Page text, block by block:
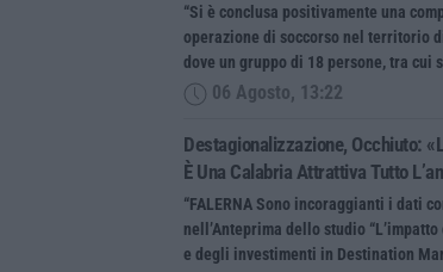
“Si è conclusa positivamente una
operazione di soccorso nel territorio
dove un gruppo di 18 persone, tra cui
06 Agosto, 13:22
Destagionalizzazione, Occhiuto:
È Una Calabria Attrattiva Tutto
“FALERNA Sono incoraggianti i dati
nell’Anteprima dello studio
e degli investimenti in Destination